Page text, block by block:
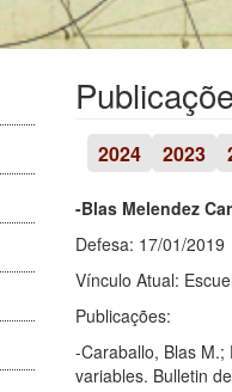
2024 2023
-Blas Melendez
Defesa: 17/01/2019
Vínculo Atual:
Publicações:
-Caraballo, Blas
variables. Bulletin